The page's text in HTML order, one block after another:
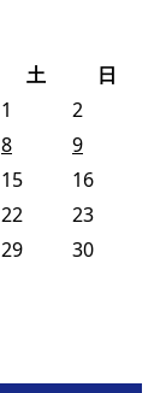
土
日
1
2
8
9
15
16
22
23
29
30